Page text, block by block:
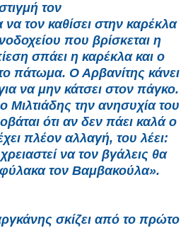
τον
να τον καθίσει στην καρέκλα
που βρίσκεται η
σπάει η καρέκλακαι ο
πάτωμα. Ο Αρβανίτης κάνει
να μην κάτσει στον πάγκο.
Μιλτιάδης την ανησυχία του
ότι αν δεν πάει καλά ο
πλέον αλλαγή, του λέει:
να τον βγάλεις θα
τον Βαμβακούλα».
σκίζει από το πρώτο